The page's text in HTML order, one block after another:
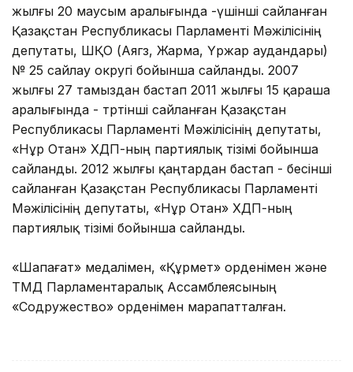
жылғы 20 маусым аралығында -үшінші сайланған
Қазақстан Республикасы Парламенті Мәжілісінің
депутаты, ШҚО (Аягөз, Жарма, Үржар аудандары)
№ 25 сайлау округі бойынша сайланды. 2007
жылғы 27 тамыздан бастап 2011 жылғы 15 қараша
аралығында - төртінші сайланған Қазақстан
Республикасы Парламенті Мәжілісінің депутаты,
«Нұр Отан» ХДП-ның партиялық тізімі бойынша
сайланды. 2012 жылғы қаңтардан бастап - бесінші
сайланған Қазақстан Республикасы Парламенті
Мәжілісінің депутаты, «Нұр Отан» ХДП-ның
партиялық тізімі бойынша сайланды.
«Шапағат» медалімен, «Құрмет» орденімен және
ТМД Парламентаралық Ассамблеясының
«Содружество» орденімен марапатталған.